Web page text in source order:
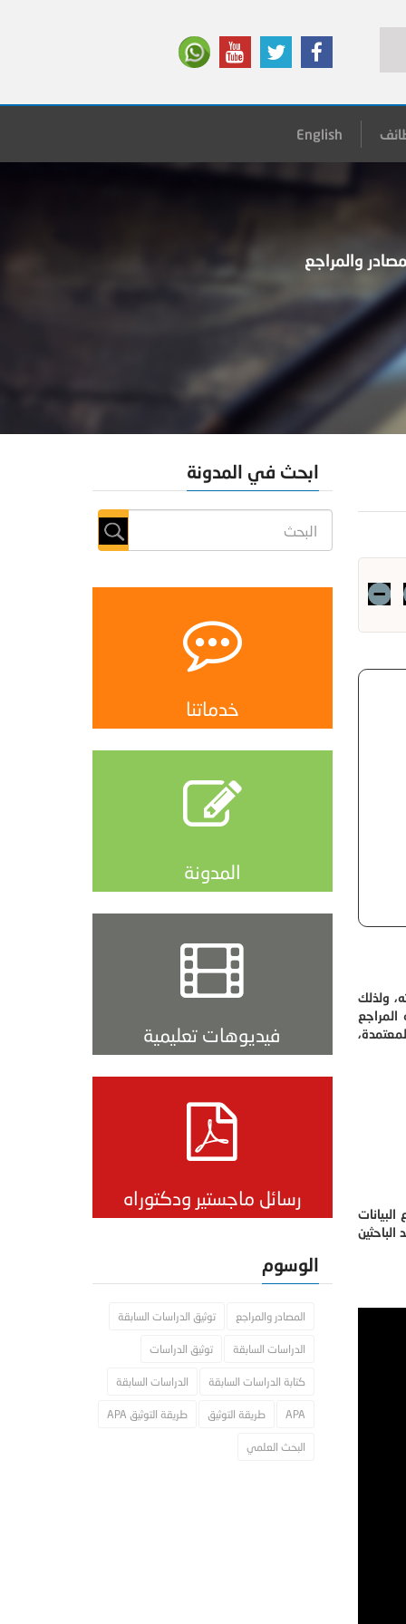
English
والمراجع
ولذلك
ابحث في المدونة
خدماتنا
المدونة
فيديوهات تعليمية
رسائل ماجستير ودكتوراه
الوسوم
المصادر والمراجع توثيق الدراسات السابقة
الدراسات السابقة توثيق الدراسات
كتابة الدراسات السابقة الدراسات السابقة
APA طريقة التوثيق طريقة التوثيق APA
البحث العلمي